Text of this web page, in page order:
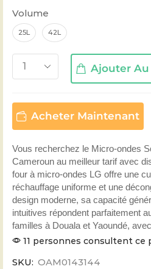
Volume
25L 42L
Ajouter Au
Acheter Maintenant
Vous recherchez le Micro-ondes
Cameroun au meilleur tarif avec
four à micro-ondes LG offre une
réchauffage uniforme et une
design moderne, sa capacité
intuitives répondent parfaitement
familles à Douala et Yaoundé,
11 personnes consultent
SKU: OAM0143144